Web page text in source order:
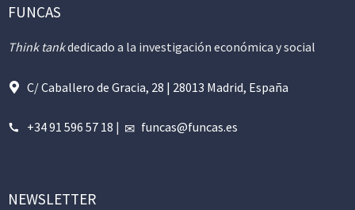
FUNCAS
Think tankdedicado a la investigación económica y social
C/ Caballero de Gracia, 28 | 28013 Madrid, España
+34 91 596 57 18 | funcas@funcas.es
NEWSLETTER